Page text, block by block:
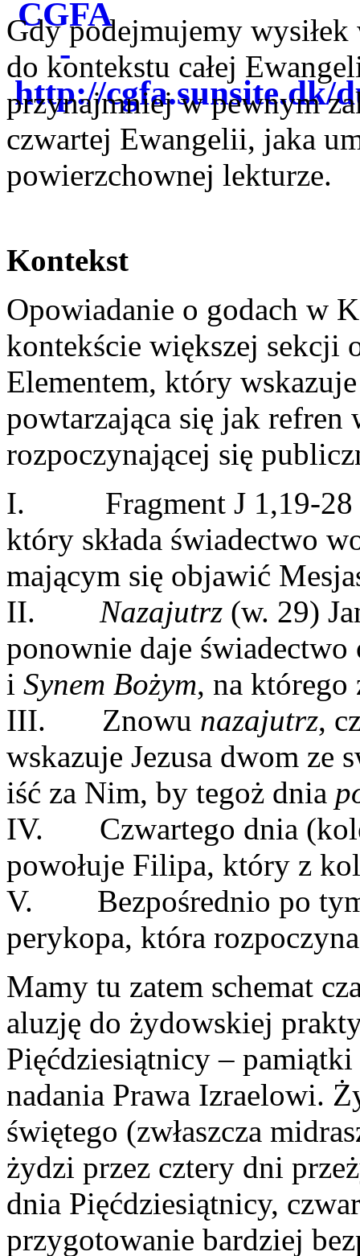
Gdy podejmujemy
do kontekstu całej
przynajmniej w pewnym
czwartej Ewangelii, jaka
powierzchownej lekturze.
Kontekst
Opowiadanie o godach w
kontekście większej sekcji
Elementem, który
powtarzająca się jak
rozpoczynającej się
I. Fragment J 1,19-28
który składa świadectwo
mającym się objawić
II. Nazajutrz (w. 29)
ponownie daje
i Synem Bożym, na którego
III. Znowu nazajutrz,
wskazuje Jezusa dwom ze
iść za Nim, by tegoż dnia
IV. Czwartego dnia
powołuje Filipa, który z
V. Bezpośrednio po tym
perykopa, która
Mamy tu zatem schemat
aluzję do żydowskiej
Pięćdziesiątnicy –
nadania Prawa Izraelowi.
świętego (zwłaszcza
żydzi przez cztery dni
dnia Pięćdziesiątnicy,
przygotowanie bardziej